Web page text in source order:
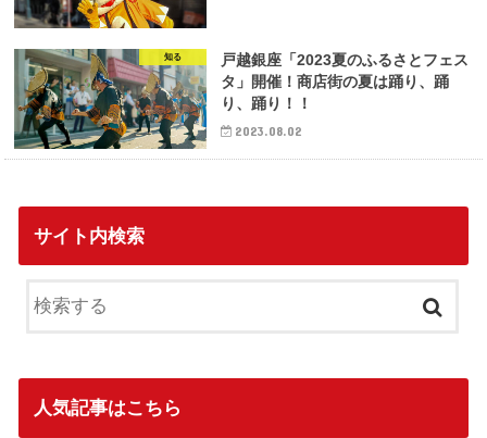
知る
戸越銀座「2023夏のふるさとフェス
タ」開催！商店街の夏は踊り、踊
り、踊り！！
2023.08.02
サイト内検索
人気記事はこちら